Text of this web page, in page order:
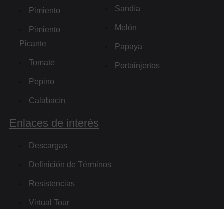
Pimiento
Pimiento
Picante
Tomate
Pepino
Calabacín
Sandía
Melón
Papaya
Portainjertos
Enlaces de interés
Descargas
Definición de Términos
Resistencias
Virtual Tour